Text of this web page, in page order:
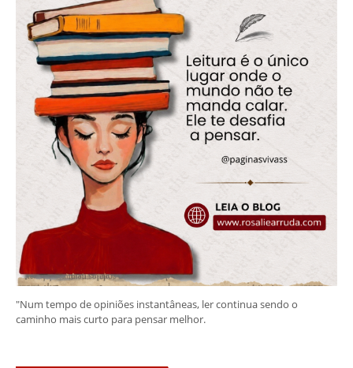
"Num tempo de opiniões instantâneas, ler continua sendo o
caminho mais curto para pensar melhor.